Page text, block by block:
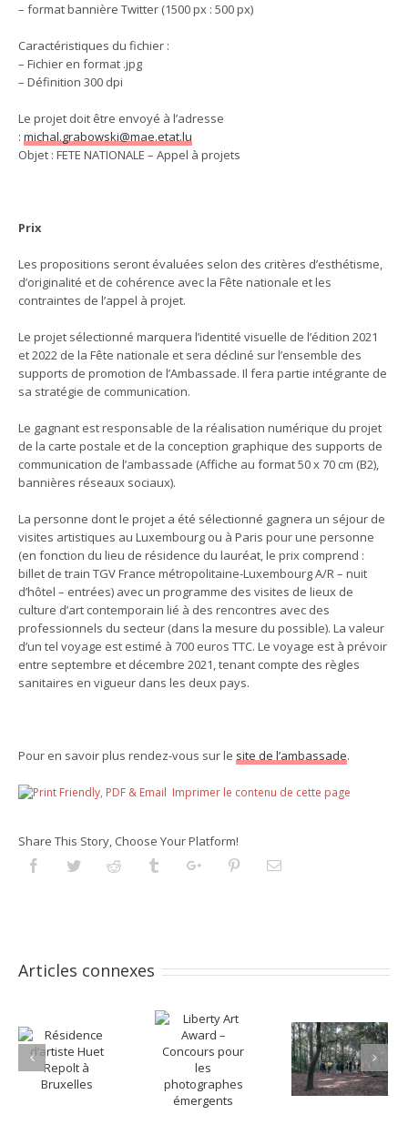
– format bannière Twitter (1500 px : 500 px)
Caractéristiques du fichier :
– Fichier en format .jpg
– Définition 300 dpi
Le projet doit être envoyé à l’adresse
: michal.grabowski@mae.etat.lu
Objet : FETE NATIONALE – Appel à projets
Prix
Les propositions seront évaluées selon des critères d’esthétisme,
d’originalité et de cohérence avec la Fête nationale et les
contraintes de l’appel à projet.
Le projet sélectionné marquera l’identité visuelle de l’édition 2021
et 2022 de la Fête nationale et sera décliné sur l’ensemble des
supports de promotion de l’Ambassade. Il fera partie intégrante de
sa stratégie de communication.
Le gagnant est responsable de la réalisation numérique du projet
de la carte postale et de la conception graphique des supports de
communication de l’ambassade (Affiche au format 50 x 70 cm (B2),
bannières réseaux sociaux).
La personne dont le projet a été sélectionné gagnera un séjour de
visites artistiques au Luxembourg ou à Paris pour une personne
(en fonction du lieu de résidence du lauréat, le prix comprend :
billet de train TGV France métropolitaine-Luxembourg A/R – nuit
d’hôtel – entrées) avec un programme des visites de lieux de
culture d’art contemporain lié à des rencontres avec des
professionnels du secteur (dans la mesure du possible). La valeur
d’un tel voyage est estimé à 700 euros TTC. Le voyage est à prévoir
entre septembre et décembre 2021, tenant compte des règles
sanitaires en vigueur dans les deux pays.
Pour en savoir plus rendez-vous sur le site de l’ambassade.
Imprimer le contenu de cette page
Share This Story, Choose Your Platform!
FacebookTwitterReddit TumblrGoogleplusPinterestEmail
Articles connexes